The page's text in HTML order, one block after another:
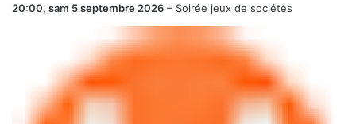
20:00, sam 5 septembre 2026 – Soirée jeux de sociétés